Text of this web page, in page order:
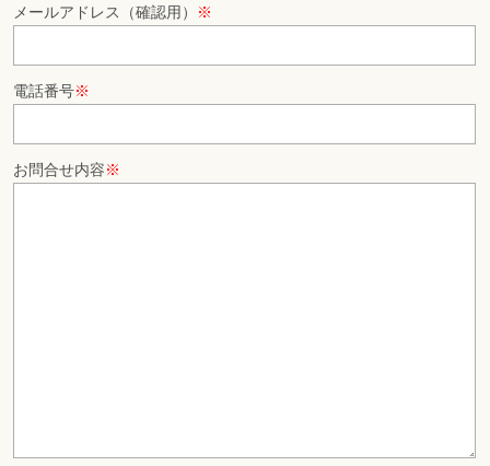
メールアドレス（確認用） ※
電話番号※
お問合せ内容※